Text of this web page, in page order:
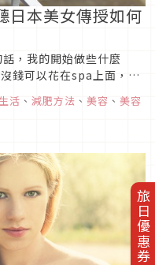
旅日優惠券
日本美女傳授如何
，我的開始做些什麼
錢可以花在spa上面，節
吧！在空閒時間就可以去
可以透過流汗而提高...
活 、 減肥方法 、 美容 、 美容